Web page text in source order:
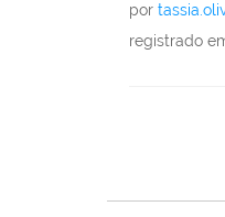
por
registrado